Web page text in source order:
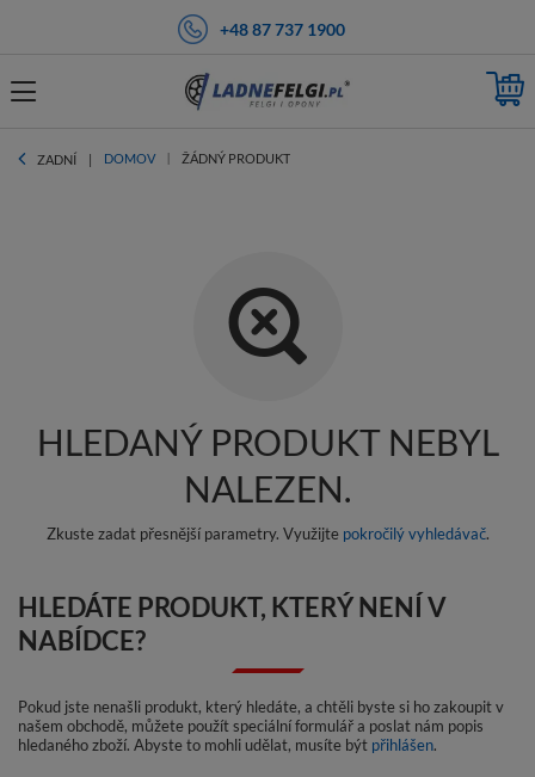
+48 87 737 1900
ZADNÍ DOMOV ŽÁDNÝ PRODUKT
HLEDANÝ PRODUKT NEBYL
NALEZEN.
Zkuste zadat přesnější parametry. Využijte pokročilý vyhledávač.
HLEDÁTE PRODUKT, KTERÝ NENÍ V
NABÍDCE?
Pokud jste nenašli produkt, který hledáte, a chtěli byste si ho zakoupit v
našem obchodě, můžete použít speciální formulář a poslat nám popis
hledaného zboží. Abyste to mohli udělat, musíte být přihlášen.